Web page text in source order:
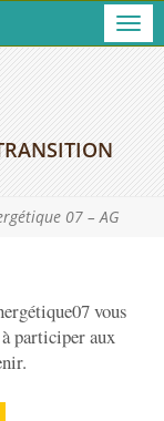
07 – AG
vous
participer aux